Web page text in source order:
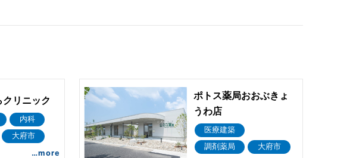
リニック
内科
大府市
…more
ポトス薬局おおぶきょ
うわ店
医療建築
調剤薬局
大府市